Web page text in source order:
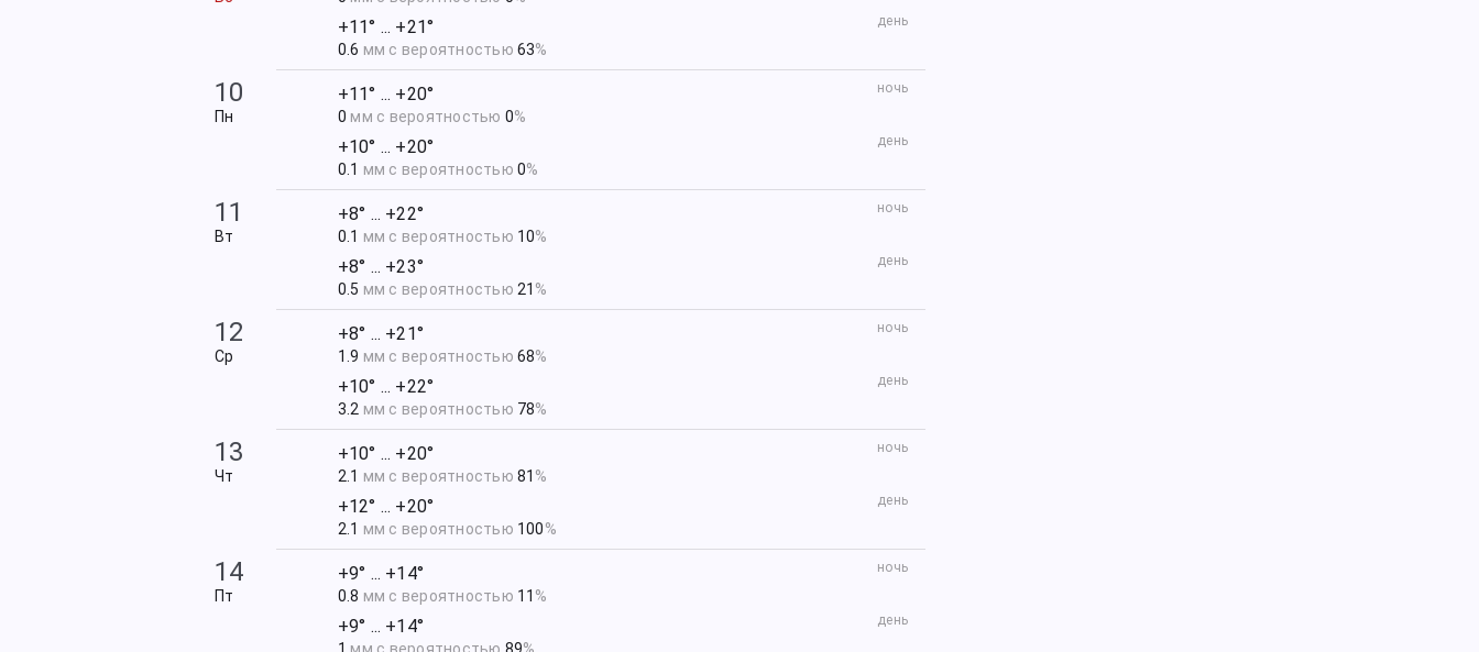
день
+11° ... +21°
0.6 мм с вероятностью63%
10
Пн
ночь
+11° ... +20°
0 мм с вероятностью 0%
день
+10° ... +20°
0.1 мм с вероятностью0%
11
Вт
ночь
+8° ... +22°
0.1 мм с вероятностью 10%
день
+8° ... +23°
0.5 мм с вероятностью 21 %
12
Ср
ночь
+8° ... +21°
1.9 мм с вероятностью68%
день
+10° ... +22°
3.2 мм с вероятностью 78%
13
Чт
ночь
+10° ... +20°
2.1 мм с вероятностью81 %
день
+12° ... +20°
2.1 мм с вероятностью 100%
14
Пт
ночь
+9° ... +14°
0.8 мм с вероятностью 11 %
день
+9° ... +14°